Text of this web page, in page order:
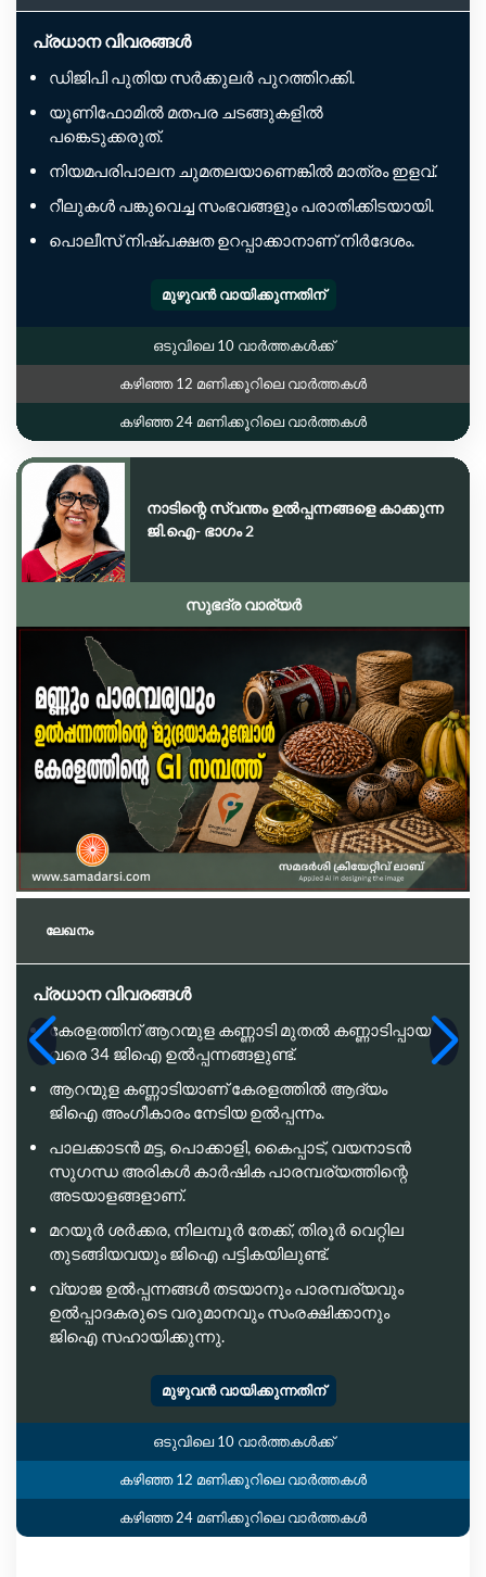
പ്രധാന വിവരങ്ങൾ
ഡിജിപി പുതിയ സർക്കുലർ പുറത്തിറക്കി.
യൂണിഫോമിൽ മതപര ചടങ്ങുകളിൽ
പങ്കെടുക്കരുത്.
നിയമപരിപാലന ചുമതലയാണെങ്കിൽ മാത്രം ഇളവ്.
റീലുകൾ പങ്കുവെച്ച സംഭവങ്ങളും പരാതിക്കിടയായി.
പൊലീസ് നിഷ്പക്ഷത ഉറപ്പാക്കാനാണ് നിർദേശം.
മുഴുവൻ വായിക്കുന്നതിന്
ഒടുവിലെ 10 വാർത്തകൾക്ക്
കഴിഞ്ഞ 12 മണിക്കൂറിലെ വാർത്തകൾ
കഴിഞ്ഞ 24 മണിക്കൂറിലെ വാർത്തകൾ
നാടിന്റെ സ്വന്തം ഉൽപ്പന്നങ്ങളെ കാക്കുന്ന
ജി.ഐ- ഭാഗം 2
സുഭദ്ര വാര്യർ
ലേഖനം
പ്രധാന വിവരങ്ങൾ
കേരളത്തിന് ആറന്മുള കണ്ണാടി മുതൽ കണ്ണാടിപ്പായ
വരെ 34 ജിഐ ഉൽപ്പന്നങ്ങളുണ്ട്.
ആറന്മുള കണ്ണാടിയാണ് കേരളത്തിൽ ആദ്യം
ജിഐ അംഗീകാരം നേടിയ ഉൽപ്പന്നം.
പാലക്കാടൻ മട്ട, പൊക്കാളി, കൈപ്പാട്, വയനാടൻ
സുഗന്ധ അരികൾ കാർഷിക പാരമ്പര്യത്തിന്റെ
അടയാളങ്ങളാണ്.
മറയൂർ ശർക്കര, നിലമ്പൂർ തേക്ക്, തിരൂർ വെറ്റില
തുടങ്ങിയവയും ജിഐ പട്ടികയിലുണ്ട്.
വ്യാജ ഉൽപ്പന്നങ്ങൾ തടയാനും പാരമ്പര്യവും
ഉൽപ്പാദകരുടെ വരുമാനവും സംരക്ഷിക്കാനും
ജിഐ സഹായിക്കുന്നു.
മുഴുവൻ വായിക്കുന്നതിന്
ഒടുവിലെ 10 വാർത്തകൾക്ക്
കഴിഞ്ഞ 12 മണിക്കൂറിലെ വാർത്തകൾ
കഴിഞ്ഞ 24 മണിക്കൂറിലെ വാർത്തകൾ